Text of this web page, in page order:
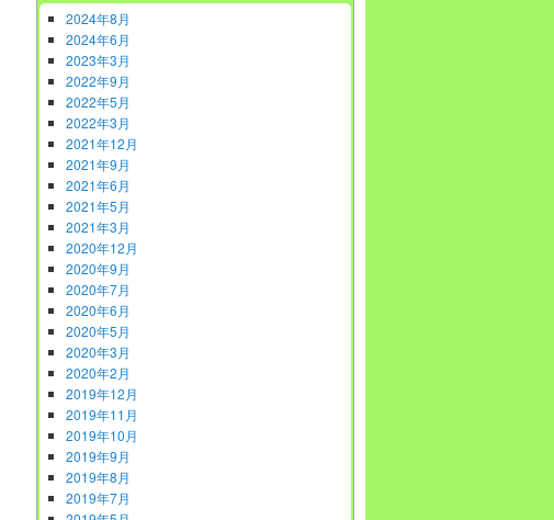
2024年8月
2024年6月
2023年3月
2022年9月
2022年5月
2022年3月
2021年12月
2021年9月
2021年6月
2021年5月
2021年3月
2020年12月
2020年9月
2020年7月
2020年6月
2020年5月
2020年3月
2020年2月
2019年12月
2019年11月
2019年10月
2019年9月
2019年8月
2019年7月